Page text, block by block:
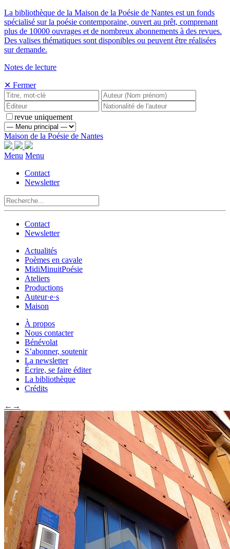
La bibliothèque de la Maison de la Poésie de Nantes est un fonds
spécialisé sur la poésie contemporaine, ouvert au prêt, comprenant
plus de 10000 ouvrages et de nombreux abonnements à des revues.
Des valises thématiques sont disponibles ou peuvent être réalisées
sur demande.
Notes de lecture
✕ Fermer
revue uniquement
Maison de la Poésie de Nantes
Menu Menu
Contact
Newsletter
Contact
Newsletter
Actualités
Poèmes en cavale
MidiMinuitPoésie
Ateliers
Productions
Auteur·e·s
Maison
À propos
Nous contacter
Bénévolat
S’abonner, soutenir
La newsletter
Écrire, se faire éditer
La bibliothèque
Crédits
← →